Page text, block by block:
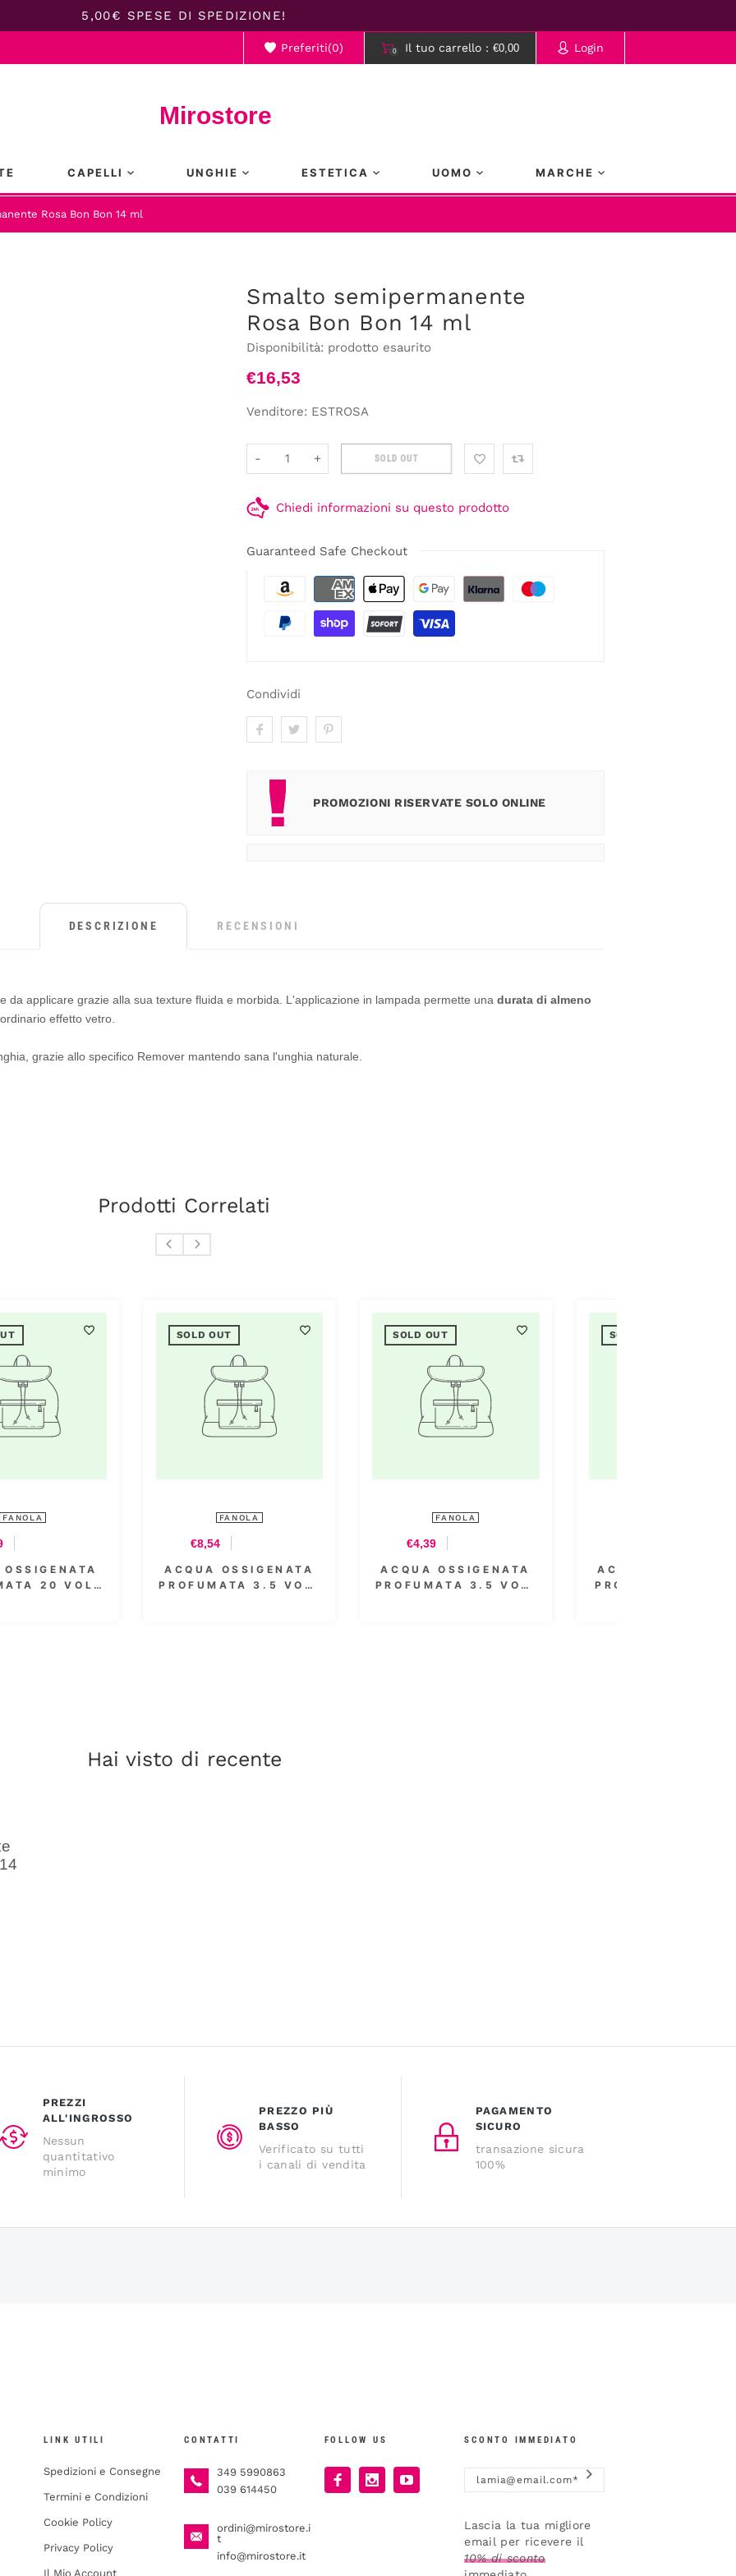
5,00€ SPESE DI SPEDIZIONE!
Preferiti(0) 0 Il tuo carrello : €0,00 Login
Mirostore
CAPELLI UNGHIE ESTETICA UOMO MARCHE
Rosa Bon Bon 14 ml
Smalto semipermanente
Rosa Bon Bon 14 ml
Disponibilità: prodotto esaurito
€16,53
Venditore: ESTROSA
- + SOLD OUT
Chiedi informazioni su questo prodotto
Guaranteed Safe Checkout
Condividi
PROMOZIONI RISERVATE SOLO ONLINE
DESCRIZIONE RECENSIONI
da applicare grazie alla sua texture fluida e morbida. L'applicazione in lampada permette una durata di almeno
effetto vetro.
grazie allo specifico Remover mantendo sana l'unghia naturale.
Prodotti Correlati
ACQUA OSSIGENATA
PROFUMATA 30 VOL.
ACQUA OSSIGENATA
PROFUMATA 30 VOL.
ACQUA OSSIGENATA
PROFUMATA 40 VOL.
Hai visto di recente
PREZZI
ALL'INGROSSO
Nessun
quantitativo
minimo
PREZZO PIÙ
BASSO
Verificato su tutti
i canali di vendita
PAGAMENTO
SICURO
transazione sicura
100%
LINK UTILI
Spedizioni e Consegne
Termini e Condizioni
Cookie Policy
Privacy Policy
Il Mio Account
CONTATTI
349 5990863
039 614450
ordini@mirostore.i
t
info@mirostore.it
FOLLOW US SCONTO IMMEDIATO
Lascia la tua migliore
email per ricevere il
10% di sconto